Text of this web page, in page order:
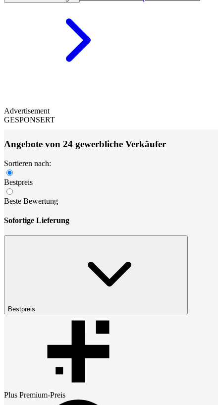
Advertisement
GESPONSERT
Angebote von 24 gewerbliche Verkäufer
Sortieren nach:
Bestpreis
Beste Bewertung
Sofortige Lieferung
Bestpreis
Plus Premium-Preis